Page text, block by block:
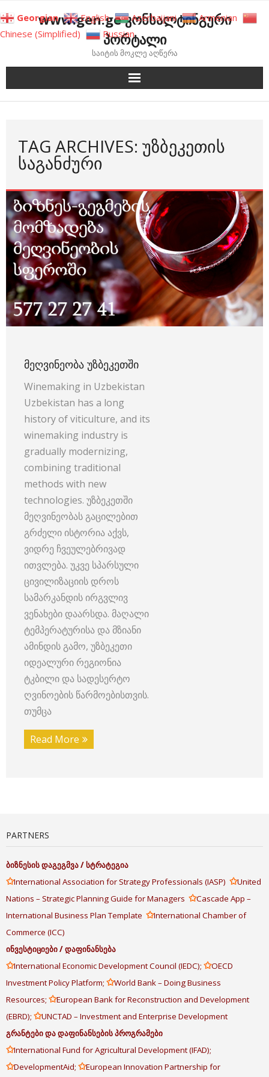
to
content
www.gen.ge კონსალტინგური
პორტალი
საიტის მოკლე აღწერა
TAG ARCHIVES: ᲣᲖᲑᲔᲙᲔᲗᲘᲡ
ᲡᲐᲒᲐᲜᲫᲣᲠᲘ
ᲛᲔᲦᲕᲘᲜᲔᲝᲑᲐ ᲣᲖᲑᲔᲙᲔᲗᲨᲘ
Winemaking in Uzbekistan
Uzbekistan has a long
history of viticulture, and its
winemaking industry is
gradually modernizing,
combining traditional
methods with new
technologies. უზბეკეთში
მეღვინეობას გაცილებით
გრძელი ისტორია აქვს,
ვიდრე ჩვეულებრივად
ითვლება. უკვე სპარსული
ცივილიზაციის დროს
სამარკანდის ირგვლივ
ვენახები დაარსდა. მაღალი
ტემპერატურისა და მზიანი
ამინდის გამო, უზბეკეთი
იდეალური რეგიონია
ტკბილი და სადესერტო
ღვინოების წარმოებისთვის.
თუმცა
Read More
PARTNERS
ბიზნესისდაგეგმვა/სტრატეგია
✩International Association for Strategy Professionals (IASP) ✩United
Nations – Strategic Planning Guide for Managers ✩Cascade App –
International Business Plan Template ✩International Chamber of
Commerce (ICC)
ინვესტიციები/დაფინანსება
✩International Economic Development Council (IEDC); ✩OECD
Investment Policy Platform; ✩World Bank – Doing Business
Resources; ✩European Bank for Reconstruction and Development
(EBRD); ✩UNCTAD – Investment and Enterprise Development
გრანტებიდადაფინანსებისპროგრამები
✩International Fund for Agricultural Development (IFAD);
✩DevelopmentAid; ✩European Innovation Partnership for
Georgian English Azerbaijani
Armenian
Chinese (Simplified)
Russian